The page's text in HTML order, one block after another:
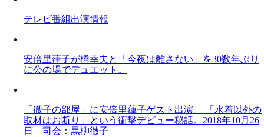
テレビ番組出演情報
安倍里葎子が橋幸夫と「今夜は離さない」を30数年ぶり
に公の場でデュエット。
「徹子の部屋」に安倍里葎子ゲスト出演。 「水着以外の
取材はお断り」という衝撃デビュー秘話。2018年10月26
日 司会：黒柳徹子